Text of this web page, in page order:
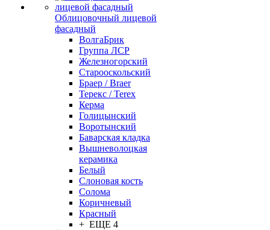
Облицовочный лицевой
фасадный
ВолгаБрик
Группа ЛСР
Железногорский
Старооскольский
Браер / Braer
Терекс / Terex
Керма
Голицынский
Воротынский
Баварская кладка
Вышневолоцкая
керамика
Белый
Слоновая кость
Солома
Коричневый
Красный
+ ЕЩЕ 4